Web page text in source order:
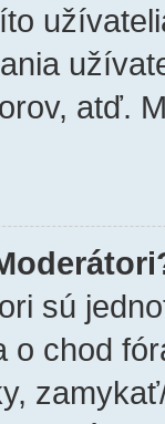
atď.
sú
o chod